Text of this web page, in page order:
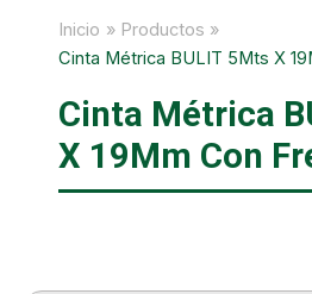
Inicio
Productos
Cinta Métrica BULIT 5Mts X
Cinta Métrica
X 19Mm Con